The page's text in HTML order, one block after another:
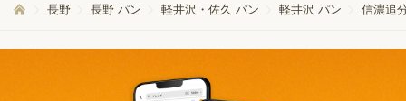
長野 長野 パン 軽井沢・佐久 パン 軽井沢 パン 信濃追